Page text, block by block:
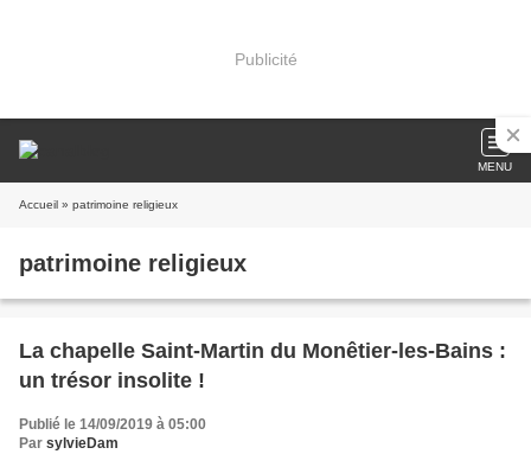
Publicité
MENU
Accueil » patrimoine religieux
patrimoine religieux
La chapelle Saint-Martin du Monêtier-les-Bains :
un trésor insolite !
Publié le 14/09/2019 à 05:00
Par sylvieDam